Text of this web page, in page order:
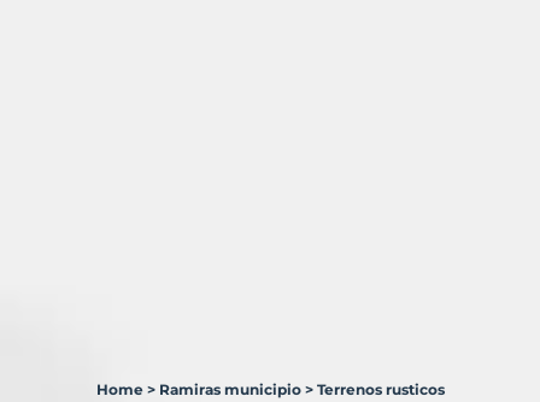
Home > Ramiras municipio > Terrenos rusticos